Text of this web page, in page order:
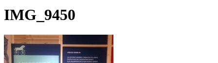
IMG_9450